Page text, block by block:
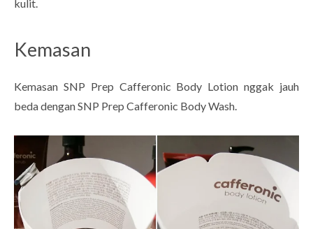
kulit.
Kemasan
Kemasan SNP Prep Cafferonic Body Lotion nggak jauh
beda dengan SNP Prep Cafferonic Body Wash.